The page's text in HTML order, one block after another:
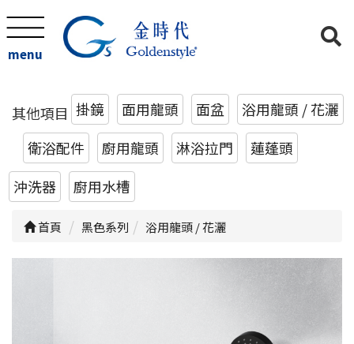
menu
其他項目 掛鏡 面用龍頭 面盆
浴用龍頭 / 花灑
衛浴配件
廚用龍頭 淋浴拉門
蓮蓬頭
沖洗器
廚用水槽
首頁 黑色系列 浴用龍頭 / 花灑